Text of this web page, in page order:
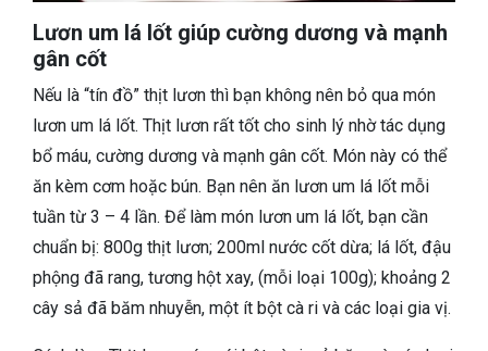
Lươn um lá lốt giúp cường dương và mạnh
gân cốt
Nếu là “tín đồ” thịt lươn thì bạn không nên bỏ qua món
lươn um lá lốt. Thịt lươn rất tốt cho sinh lý nhờ tác dụng
bổ máu, cường dương và mạnh gân cốt. Món này có thể
ăn kèm cơm hoặc bún. Bạn nên ăn lươn um lá lốt mỗi
tuần từ 3 – 4 lần. Để làm món lươn um lá lốt, bạn cần
chuẩn bị: 800g thịt lươn; 200ml nước cốt dừa; lá lốt, đậu
phộng đã rang, tương hột xay, (mỗi loại 100g); khoảng 2
cây sả đã băm nhuyễn, một ít bột cà ri và các loại gia vị.